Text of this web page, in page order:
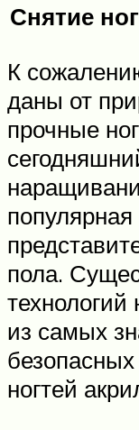
Снятие
К
даны от
прочные
пола.
из самых
ногтей